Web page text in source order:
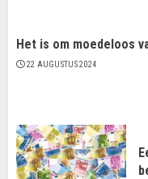
Het is om moedeloos
22 AUGUSTUS 2024